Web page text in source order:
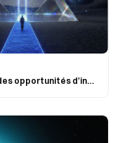
Qu'est-ce que SpaceX (SPCX) ? Analyse des opportunités d'investissement en capital privé de SpaceX et du mécanisme de fonctionnement de SPCX